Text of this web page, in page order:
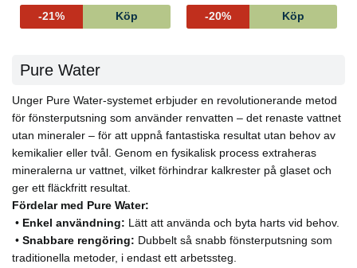
-21% Köp -20% Köp
Pure Water
Unger Pure Water-systemet erbjuder en revolutionerande metod
för fönsterputsning som använder renvatten – det renaste vattnet
utan mineraler – för att uppnå fantastiska resultat utan behov av
kemikalier eller tvål. Genom en fysikalisk process extraheras
mineralerna ur vattnet, vilket förhindrar kalkrester på glaset och
ger ett fläckfritt resultat.
Fördelar med Pure Water:
• Enkel användning: Lätt att använda och byta harts vid behov.
• Snabbare rengöring: Dubbelt så snabb fönsterputsning som
traditionella metoder, i endast ett arbetssteg.